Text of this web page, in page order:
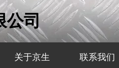
公司
关于京生 联系我们